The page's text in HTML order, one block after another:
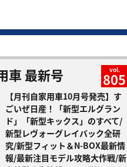
車 最新号 vol.
805
【月刊自家用車10月号発売】す
ごいぜ日産！「新型エルグラン
ド」「新型キックス」のすべて/
新型レヴォーグレイバック全研
究/新型フィット＆N-BOX最新情
報/最新注目モデル攻略大作戦/新